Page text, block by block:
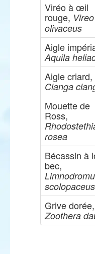
Viréo à œil
rouge, Vireo
olivaceus
Aigle
Aquila
Aigle criard,
Clanga
Mouette de
Ross,
rosea
Bécassin à
bec,
scolopaceus
Grive dorée,
Zoothera